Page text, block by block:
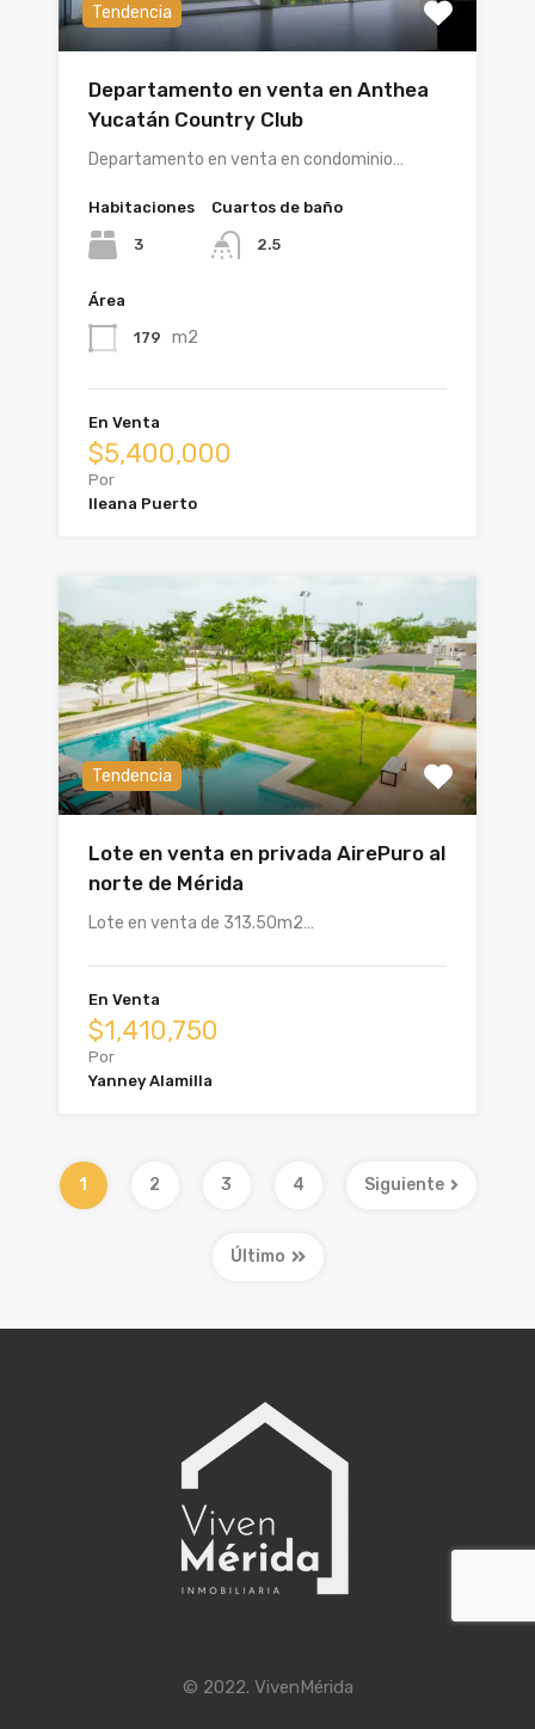
Tendencia
Departamento en venta en Anthea
Yucatán Country Club
Departamento en venta en condominio…
Habitaciones
3
Cuartos de baño
2.5
Área
179 m2
En Venta
$5,400,000
Por
Ileana Puerto
Tendencia
Lote en venta en privada AirePuro al
norte de Mérida
Lote en venta de 313.50m2…
En Venta
$1,410,750
Por
Yanney Alamilla
1 2 3 4 Siguiente
Último
© 2022. VivenMérida